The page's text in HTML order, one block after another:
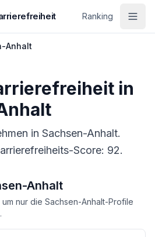
Ranking
Anhalt
in
in Sachsen-Anhalt.
Score: 92.
Anhalt
nur die Sachsen-Anhalt-Profile